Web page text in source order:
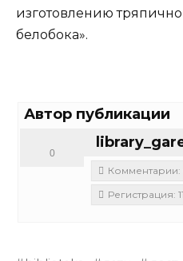
изготовлению
белобока».
Автор публикации
0
Комментарии:
Регистрация: